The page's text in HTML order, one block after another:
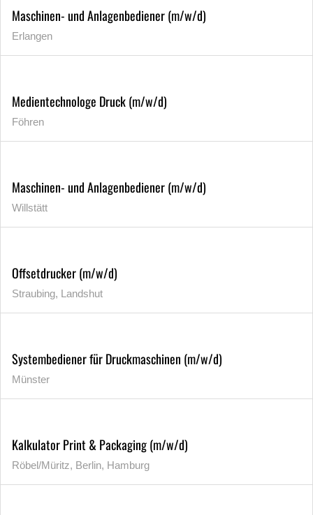
Maschinen- und Anlagenbediener (m/w/d)
Erlangen
Medientechnologe Druck (m/w/d)
Föhren
Maschinen- und Anlagenbediener (m/w/d)
Willstätt
Offsetdrucker (m/w/d)
Straubing, Landshut
Systembediener für Druckmaschinen (m/w/d)
Münster
Kalkulator Print & Packaging (m/w/d)
Röbel/Müritz, Berlin, Hamburg